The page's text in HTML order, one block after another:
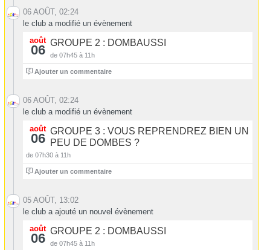
06 AOÛT, 02:24
le club a modifié un évènement
août
06 GROUPE 2 : DOMBAUSSI
de 07h45 à 11h
4 Ajouter un commentaire
06 AOÛT, 02:24
le club a modifié un évènement
août
06 GROUPE 3 : VOUS REPRENDREZ BIEN UN
PEU DE DOMBES ?
de 07h30 à 11h
4 Ajouter un commentaire
05 AOÛT, 13:02
le club a ajouté un nouvel évènement
août
06 GROUPE 2 : DOMBAUSSI
de 07h45 à 11h